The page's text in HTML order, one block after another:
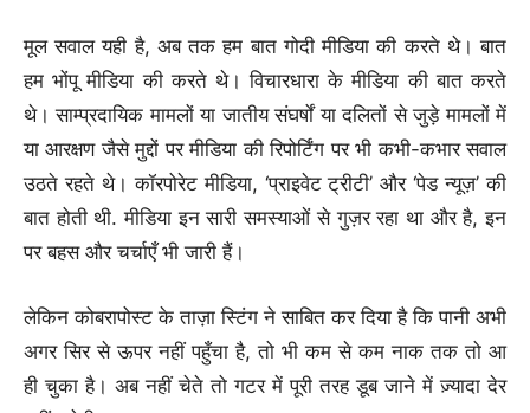
मूल सवाल यही है, अब तक हम बात गोदी मीडिया की करते थे। बात
हम भोंपू मीडिया की करते थे। विचारधारा के मीडिया की बात करते
थे। साम्प्रदायिक मामलों या जातीय संघर्षों या दलितों से जुड़े मामलों में
या आरक्षण जैसे मुद्दों पर मीडिया की रिपोर्टिंग पर भी कभी-कभार सवाल
उठते रहते थे। कॉरपोरेट मीडिया, ‘प्राइवेट ट्रीटी’ और ‘पेड न्यूज़’ की
बात होती थी. मीडिया इन सारी समस्याओं से गुज़र रहा था और है, इन
पर बहस और चर्चाएँ भी जारी हैं।
लेकिन कोबरापोस्ट के ताज़ा स्टिंग ने साबित कर दिया है कि पानी अभी
अगर सिर से ऊपर नहीं पहुँचा है, तो भी कम से कम नाक तक तो आ
ही चुका है। अब नहीं चेते तो गटर में पूरी तरह डूब जाने में ज़्यादा देर